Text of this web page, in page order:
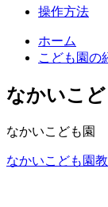
操作方法
ホーム
こども園の
なかいこ
なかいこども園
なかいこども園